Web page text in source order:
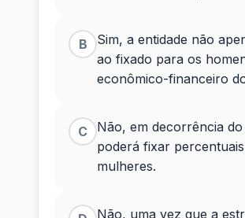
B
Sim, a entidade não
ao fixado para os
econômico-financeiro
C
Não, em decorrência
poderá fixar
mulheres.
Não, uma vez que a